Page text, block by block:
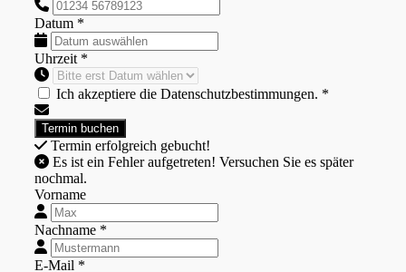
Datum *
Uhrzeit *
Ich akzeptiere die Datenschutzbestimmungen. *
Termin erfolgreich gebucht!
nochmal.
Vorname
Nachname *
E-Mail *